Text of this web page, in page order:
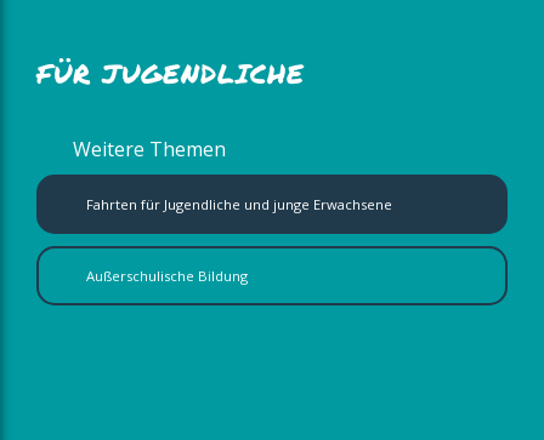
FÜR JUGENDLICHE
Weitere Themen
Fahrten für Jugendliche und junge Erwachsene
Außerschulische Bildung